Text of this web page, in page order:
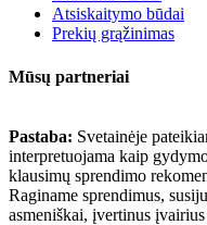
Atsiskaitymo būdai
Prekių grąžinimas
Mūsų partneriai
Pastaba: Svetainėje
interpretuojama kaip
klausimų sprendimo
Raginame sprendimus,
asmeniškai, įvertinus